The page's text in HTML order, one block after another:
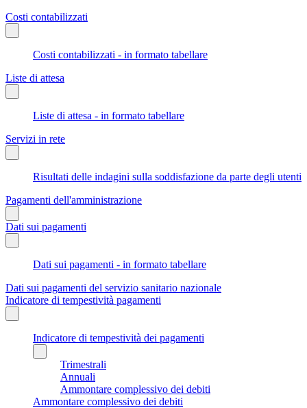
Costi contabilizzati
Costi contabilizzati - in formato tabellare
Liste di attesa
Liste di attesa - in formato tabellare
Servizi in rete
Risultati delle indagini sulla soddisfazione da parte degli utenti
Pagamenti dell'amministrazione
Dati sui pagamenti
Dati sui pagamenti - in formato tabellare
Dati sui pagamenti del servizio sanitario nazionale
Indicatore di tempestività pagamenti
Indicatore di tempestività dei pagamenti
Trimestrali
Annuali
Ammontare complessivo dei debiti
Ammontare complessivo dei debiti